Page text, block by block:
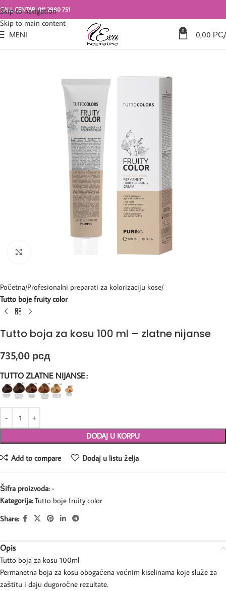
Skip to navigation
Skip to main content
CALL CENTAR: 011 2980 751
MENI 0 0,00
Početna Profesionalni preparati za kolorizaciju kose
Tutto boje fruity color
Tutto boja za kosu 100 ml – zlatne nijanse
735,00 рсд
TUTTO ZLATNE NIJANSE
DODAJ U KORPU
Add to compare Dodaj u listu želja
Šifra proizvoda:-
Kategorija: Tutto boje fruity color
Share:
Opis
Tutto boja za kosu 100ml
Permanetna boja za kosu obogaćena voćnim kiselinama koje služe za
zaštitu i daju dugoročne rezultate.